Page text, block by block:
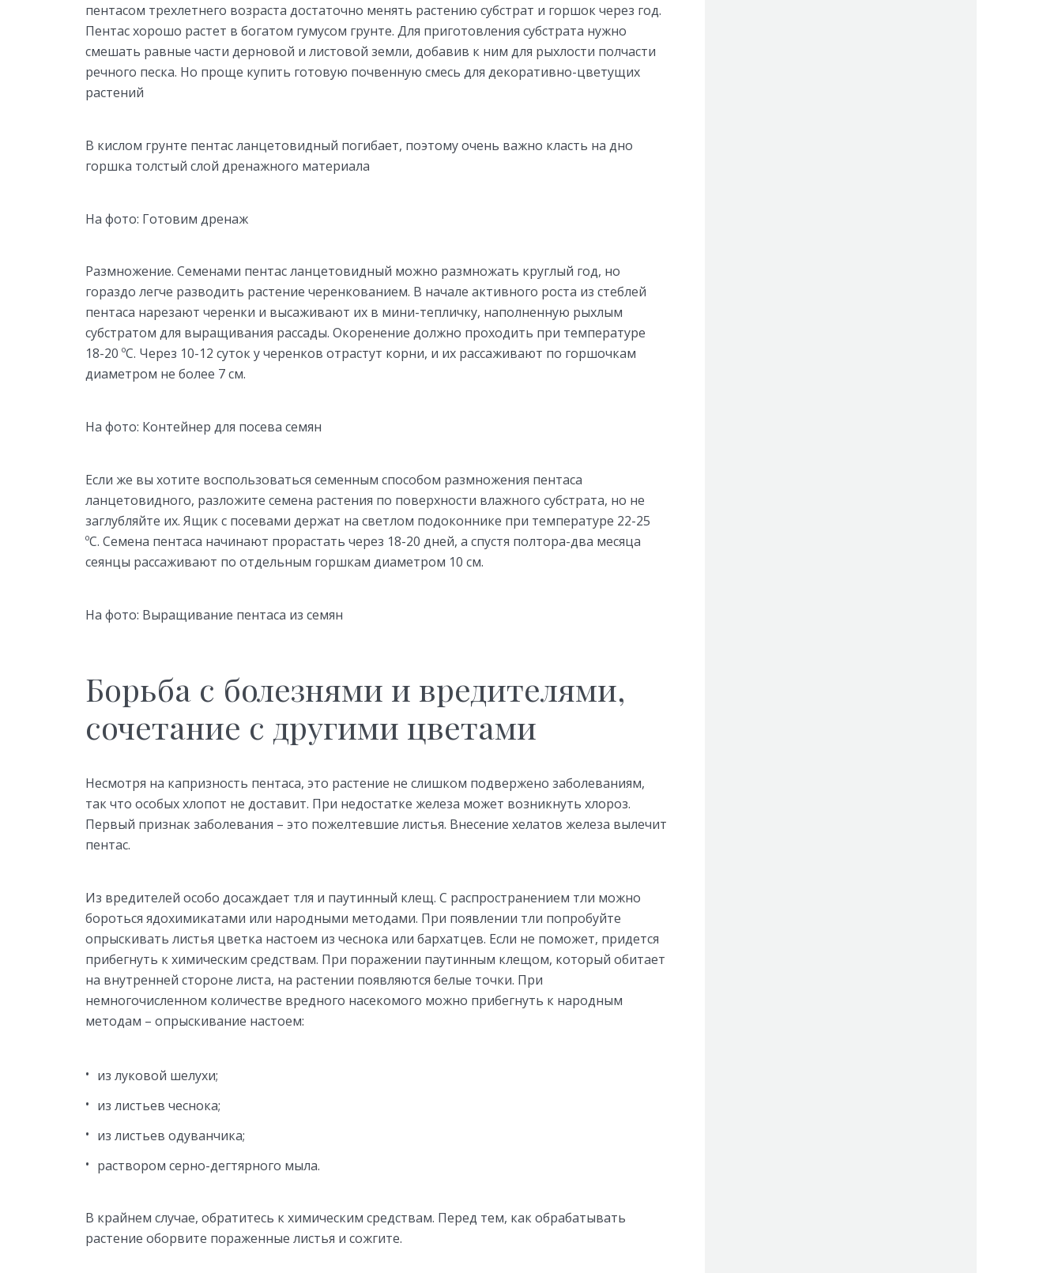
пентасом трехлетнего возраста достаточно менять растению субстрат и горшок через год.
Пентас хорошо растет в богатом гумусом грунте. Для приготовления субстрата нужно
смешать равные части дерновой и листовой земли, добавив к ним для рыхлости полчасти
речного песка. Но проще купить готовую почвенную смесь для декоративно-цветущих
растений
В кислом грунте пентас ланцетовидный погибает, поэтому очень важно класть на дно
горшка толстый слой дренажного материала
На фото: Готовим дренаж
Размножение. Семенами пентас ланцетовидный можно размножать круглый год, но
гораздо легче разводить растение черенкованием. В начале активного роста из стеблей
пентаса нарезают черенки и высаживают их в мини-тепличку, наполненную рыхлым
субстратом для выращивания рассады. Окоренение должно проходить при температуре
18-20 ºC. Через 10-12 суток у черенков отрастут корни, и их рассаживают по горшочкам
диаметром не более 7 см.
На фото: Контейнер для посева семян
Если же вы хотите воспользоваться семенным способом размножения пентаса
ланцетовидного, разложите семена растения по поверхности влажного субстрата, но не
заглубляйте их. Ящик с посевами держат на светлом подоконнике при температуре 22-25
ºC. Семена пентаса начинают прорастать через 18-20 дней, а спустя полтора-два месяца
сеянцы рассаживают по отдельным горшкам диаметром 10 см.
На фото: Выращивание пентаса из семян
Борьба с болезнями и вредителями,
сочетание с другими цветами
Несмотря на капризность пентаса, это растение не слишком подвержено заболеваниям,
так что особых хлопот не доставит. При недостатке железа может возникнуть хлороз.
Первый признак заболевания – это пожелтевшие листья. Внесение хелатов железа вылечит
пентас.
Из вредителей особо досаждает тля и паутинный клещ. С распространением тли можно
бороться ядохимикатами или народными методами. При появлении тли попробуйте
опрыскивать листья цветка настоем из чеснока или бархатцев. Если не поможет, придется
прибегнуть к химическим средствам. При поражении паутинным клещом, который обитает
на внутренней стороне листа, на растении появляются белые точки. При
немногочисленном количестве вредного насекомого можно прибегнуть к народным
методам – опрыскивание настоем:
из луковой шелухи;
из листьев чеснока;
из листьев одуванчика;
раствором серно-дегтярного мыла.
В крайнем случае, обратитесь к химическим средствам. Перед тем, как обрабатывать
растение оборвите пораженные листья и сожгите.